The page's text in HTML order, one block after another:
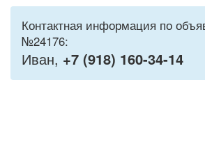
Контактная информация по
№24176:
Иван, +7 (918) 160-34-14